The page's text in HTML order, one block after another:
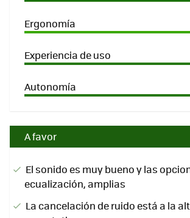
Ergonomía
Experiencia de uso
Autonomía
A favor
El sonido es muy bueno y las
ecualización, amplias
La cancelación de ruido está a la